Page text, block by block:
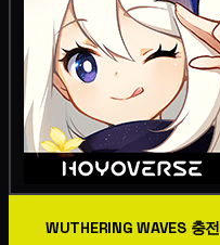
WUTHERING WAVES 충전